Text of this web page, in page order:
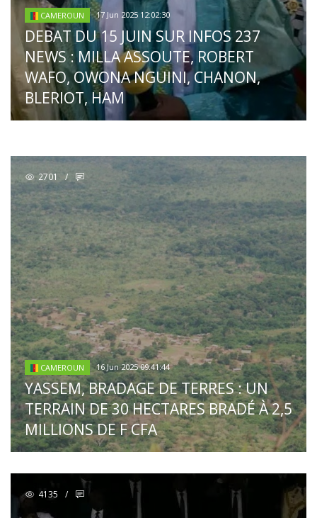
CAMEROUN 17 Jun 2025 12:02:30
DEBAT DU 15 JUIN SUR INFOS 237
NEWS : MILLA ASSOUTE, ROBERT
WAFO, OWONA NGUINI, CHANON,
BLERIOT, HAM
2701 /
CAMEROUN 16 Jun 2025 09:41:44
YASSEM, BRADAGE DE TERRES : UN
TERRAIN DE 30 HECTARES BRADÉ À 2,5
MILLIONS DE F CFA
4135 /